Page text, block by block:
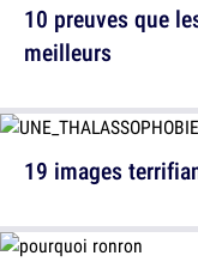
19 images
10 preuves que
meilleurs